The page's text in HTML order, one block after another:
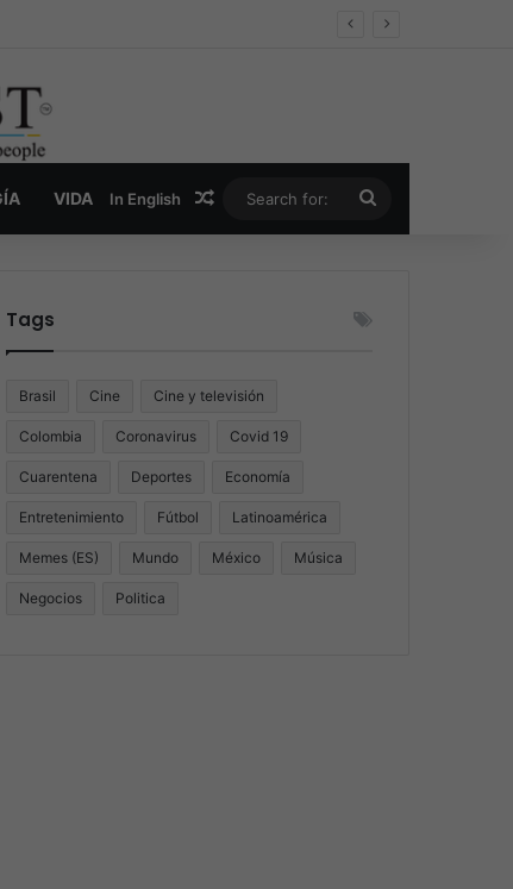
nueva economía de la droga
VIDA In English Random Article
for:
Tags
Brasil Cine Cine y televisión
Colombia Coronavirus Covid 19
Cuarentena Deportes Economía
Entretenimiento Fútbol Latinoamérica
Memes (ES) Mundo México Música
Negocios Politica